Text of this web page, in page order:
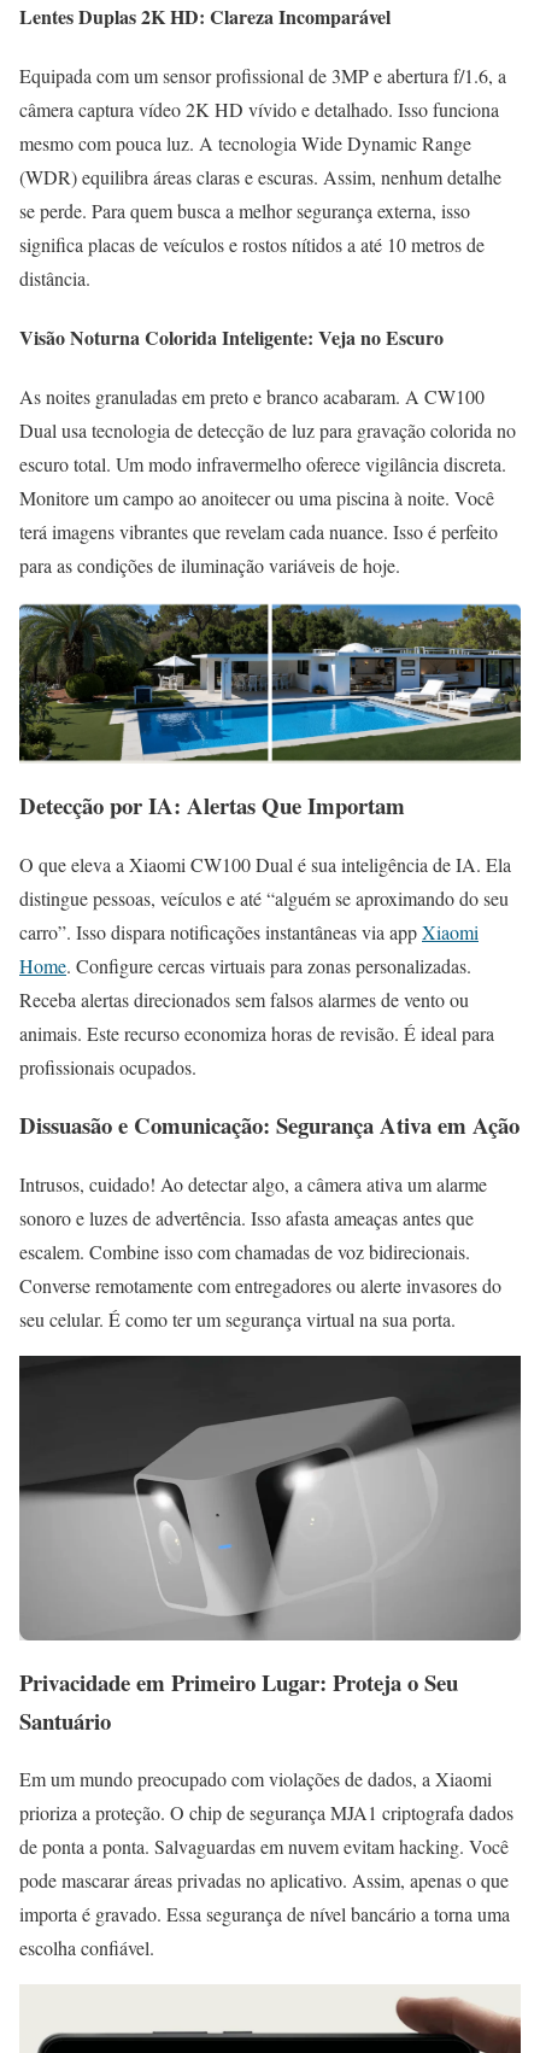
Lentes Duplas 2K HD: Clareza Incomparável
Equipada com um sensor profissional de 3MP e abertura f/1.6, a
câmera captura vídeo 2K HD vívido e detalhado. Isso funciona
mesmo com pouca luz. A tecnologia Wide Dynamic Range
(WDR) equilibra áreas claras e escuras. Assim, nenhum detalhe
se perde. Para quem busca a melhor segurança externa, isso
significa placas de veículos e rostos nítidos a até 10 metros de
distância.
Visão Noturna Colorida Inteligente: Veja no Escuro
As noites granuladas em preto e branco acabaram. A CW100
Dual usa tecnologia de detecção de luz para gravação colorida no
escuro total. Um modo infravermelho oferece vigilância discreta.
Monitore um campo ao anoitecer ou uma piscina à noite. Você
terá imagens vibrantes que revelam cada nuance. Isso é perfeito
para as condições de iluminação variáveis de hoje.
Detecção por IA: Alertas Que Importam
O que eleva a Xiaomi CW100 Dual é sua inteligência de IA. Ela
distingue pessoas, veículos e até “alguém se aproximando do seu
carro”. Isso dispara notificações instantâneas via appXiaomi
Home. Configure cercas virtuais para zonas personalizadas.
Receba alertas direcionados sem falsos alarmes de vento ou
animais. Este recurso economiza horas de revisão. É ideal para
profissionais ocupados.
Dissuasão e Comunicação: Segurança Ativa em Ação
Intrusos, cuidado! Ao detectar algo, a câmera ativa um alarme
sonoro e luzes de advertência. Isso afasta ameaças antes que
escalem. Combine isso com chamadas de voz bidirecionais.
Converse remotamente com entregadores ou alerte invasores do
seu celular. É como ter um segurança virtual na sua porta.
Privacidade em Primeiro Lugar: Proteja o Seu
Santuário
Em um mundo preocupado com violações de dados, a Xiaomi
prioriza a proteção. O chip de segurança MJA1 criptografa dados
de ponta a ponta. Salvaguardas em nuvem evitam hacking. Você
pode mascarar áreas privadas no aplicativo. Assim, apenas o que
importa é gravado. Essa segurança de nível bancário a torna uma
escolha confiável.